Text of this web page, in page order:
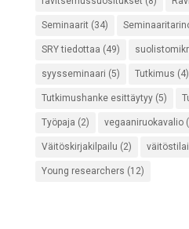
Seminaarit (34)
SRY tiedottaa (49)
syysseminaari (5) Tutkimus (4)
Tutkimushanke esittäytyy(5)
Työpaja (2) vegaaniruokavalio
Väitöskirjakilpailu (2)
Young researchers (12)